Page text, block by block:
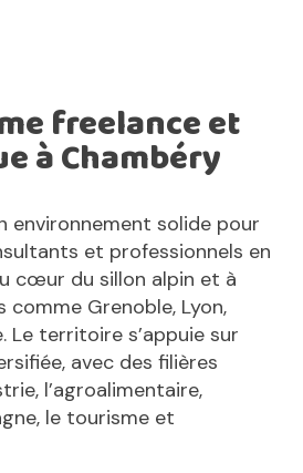
freelance et
à Chambéry
environnement solide pour
et professionnels en
cœur du sillon alpin et à
Grenoble, Lyon,
Le territoire s’appuie sur
avec des filières
l’agroalimentaire,
le tourisme et